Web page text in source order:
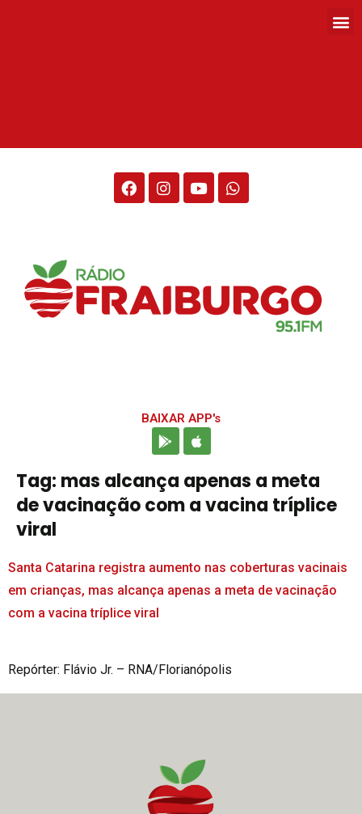
BAIXAR APP's
Tag: mas alcança apenas a meta
de vacinação com a vacina tríplice
viral
Santa Catarina registra aumento nas coberturas vacinais
em crianças, mas alcança apenas a meta de vacinação
com a vacina tríplice viral
Repórter: Flávio Jr. – RNA/Florianópolis